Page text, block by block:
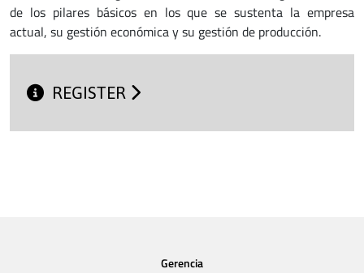
de los pilares básicos en los que se sustenta la empresa
actual, su gestión económica y su gestión de producción.
REGISTER
Gerencia